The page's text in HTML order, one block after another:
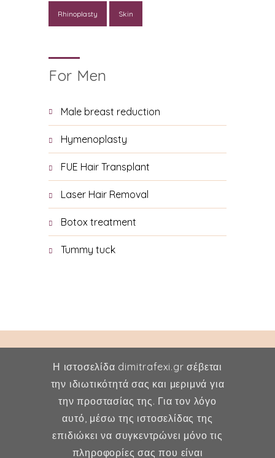
Rhinoplasty Skin
For Men
Male breast reduction
Hymenoplasty
FUE Hair Transplant
Laser Hair Removal
Botox treatment
Tummy tuck
Δήμητρα Φέξη
MD, MSc, FMH
Μαιευτήρας - Χειρουργός
Η ιστοσελίδα dimitrafexi.gr σέβεται
την ιδιωτικότητά σας και μεριμνά για
την προστασίας της. Για τον λόγο
αυτό, μέσω της ιστοσελίδας της
επιδιώκει να συγκεντρώνει μόνο τις
πληροφορίες σας που είναι